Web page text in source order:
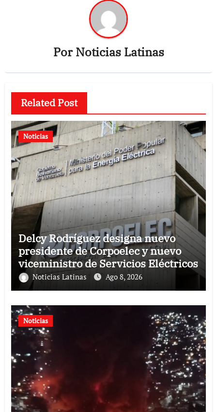
PorNoticias Latinas
Related Post
Noticias
Delcy Rodríguez designa nuevo
presidente de Corpoelec y nuevo
viceministro de Servicios Eléctricos
Noticias Latinas Ago 8, 2026
Noticias